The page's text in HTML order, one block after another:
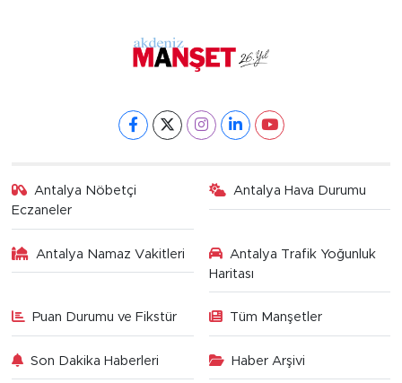
Antalya Nöbetçi
Eczaneler
Antalya Hava Durumu
Antalya Namaz Vakitleri
Antalya Trafik Yoğunluk
Haritası
Puan Durumu ve Fikstür Tüm Manşetler
Son Dakika Haberleri Haber Arşivi